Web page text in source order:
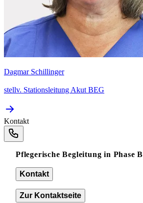
Dagmar Schillinger
stellv. Stationsleitung Akut BEG
Kontakt
Pflegerische Begleitung in Phase B
Kontakt
Zur Kontaktseite